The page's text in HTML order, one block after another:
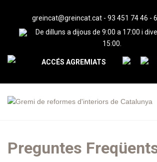
greincat@greincat.cat- 93 451 74 46 -
De dilluns a dijous de 9:00 a 17:00 i
15:00.
ACCÉS AGREMIATS
Preguntes